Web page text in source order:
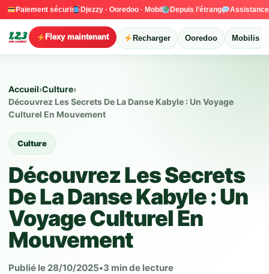
Paiement sécurisé Djezzy · Ooredoo · Mobilis Depuis l’étranger
Recharger Ooredoo Mobilis
Flexy maintenant
Accueil›Culture›
Découvrez Les Secrets De La Danse Kabyle : Un Voyage
Culturel En Mouvement
Culture
Découvrez Les Secrets
De La Danse Kabyle : Un
Voyage Culturel En
Mouvement
Publié le 28/10/2025•3 min de lecture